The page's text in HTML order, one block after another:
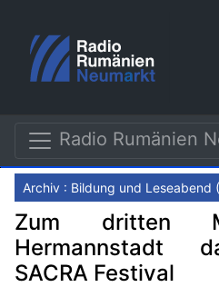
Radio Rumänien
Archiv : Bildung und Leseabend
Zum dritten
Hermannstadt
SACRA Festival